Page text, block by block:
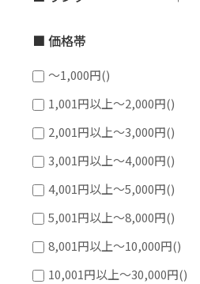
■ 価格帯
～1,000円()
1,001円以上～2,000円()
2,001円以上～3,000円()
3,001円以上～4,000円()
4,001円以上～5,000円()
5,001円以上～8,000円()
8,001円以上～10,000円()
10,001円以上～30,000円()